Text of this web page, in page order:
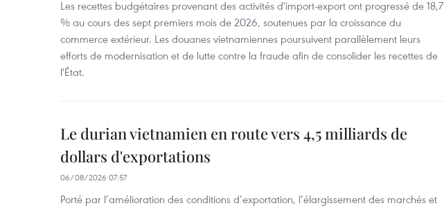
Les recettes budgétaires provenant des activités d'import-export ont progressé de 18,7
% au cours des sept premiers mois de 2026, soutenues par la croissance du
commerce extérieur. Les douanes vietnamiennes poursuivent parallèlement leurs
efforts de modernisation et de lutte contre la fraude afin de consolider les recettes de
l'État.
Le durian vietnamien en route vers 4,5 milliards de
dollars d'exportations
06/08/2026 07:57
Porté par l’amélioration des conditions d’exportation, l’élargissement des marchés et